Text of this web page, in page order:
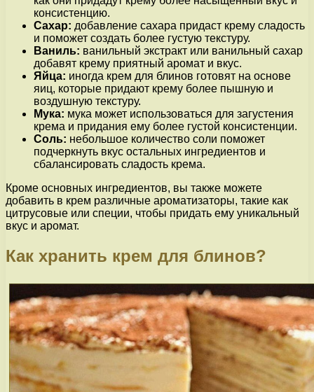
консистенцию.
Сахар: добавление сахара придаст крему сладость
и поможет создать более густую текстуру.
Ваниль: ванильный экстракт или ванильный сахар
добавят крему приятный аромат и вкус.
Яйца: иногда крем для блинов готовят на основе
яиц, которые придают крему более пышную и
воздушную текстуру.
Мука: мука может использоваться для загустения
крема и придания ему более густой консистенции.
Соль: небольшое количество соли поможет
подчеркнуть вкус остальных ингредиентов и
сбалансировать сладость крема.
Кроме основных ингредиентов, вы также можете
добавить в крем различные ароматизаторы, такие как
цитрусовые или специи, чтобы придать ему уникальный
вкус и аромат.
Как хранить крем для блинов?